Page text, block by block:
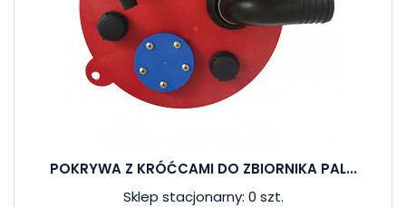
POKRYWA Z KRÓĆCAMI DO ZBIORNIKA PAL...
Sklep stacjonarny: 0 szt.